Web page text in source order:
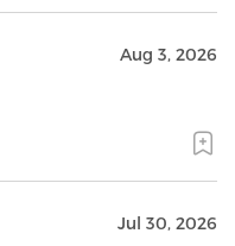
Aug 3, 2026
Jul 30, 2026